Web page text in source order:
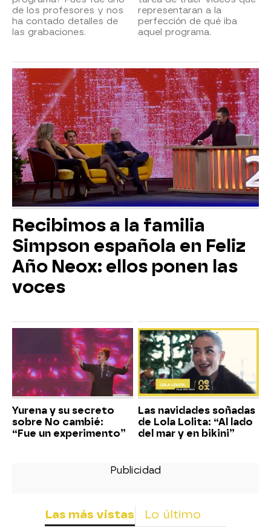
de los profesores y nos
ha contado detalles de
las grabaciones.
representaran a la
perfección de qué iba
aquel programa.
Recibimos a la familia
Simpson española en Feliz
Año Neox: ellos ponen las
voces
Yurena y su secreto
sobre No cambié:
“Fue un experimento”
Las navidades soñadas
de Lola Lolita: “Al lado
del mar y en bikini”
Las más vistas Lo último